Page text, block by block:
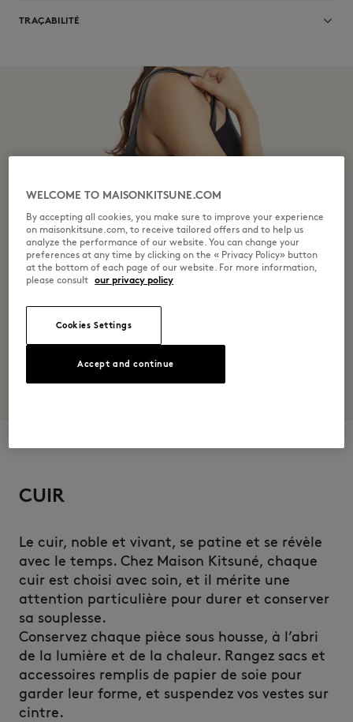
Matiere principale: 100% BOVINE LEATHER
Ne pas repasser
Dry Clean do not
TRAÇABILITÉ
CUIR
Le cuir, noble et vivant, se patine et se révèle
avec le temps. Chez Maison Kitsuné, chaque
cuir est choisi avec soin, et il mérite une
attention particulière pour durer et conserver
sa souplesse.
Conservez chaque pièce sous housse, à l’abri
de la lumière et de la chaleur. Rangez sacs et
accessoires remplis de papier de soie pour
garder leur forme, et suspendez vos vestes sur
cintre.
WELCOME TO MAISONKITSUNE.COM
By accepting all cookies, you make sure to improve your experience
on maisonkitsune.com, to receive tailored offers and to help us
analyze the performance of our website. You can change your
preferences at any time by clicking on the « Privacy Policy» button
at the bottom of each page of our website. For more information,
please consult our privacy policy
Cookies Settings
Accept and continue